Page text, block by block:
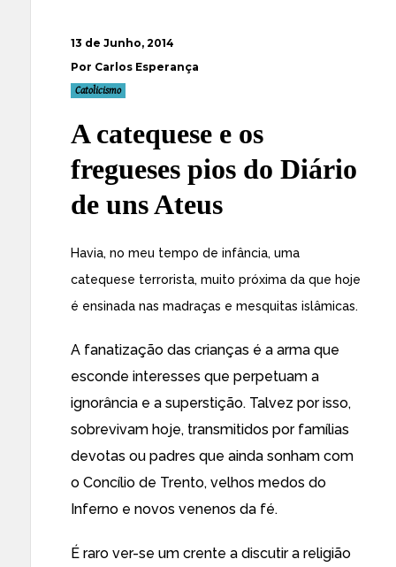
13 de Junho, 2014
Por Carlos Esperança
Catolicismo
A catequese e os
fregueses pios do Diário
de uns Ateus
Havia, no meu tempo de infância, uma
catequese terrorista, muito próxima da que hoje
é ensinada nas madraças e mesquitas islâmicas.
A fanatização das crianças é a arma que
esconde interesses que perpetuam a
ignorância e a superstição. Talvez por isso,
sobrevivam hoje, transmitidos por famílias
devotas ou padres que ainda sonham com
o Concílio de Trento, velhos medos do
Inferno e novos venenos da fé.
É raro ver-se um crente a discutir a religião